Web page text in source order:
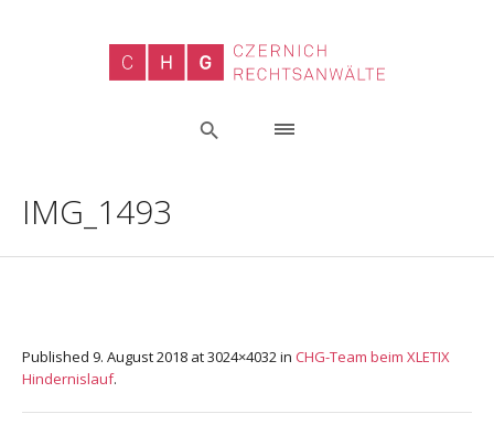
IMG_1493
Published 9. August 2018 at 3024×4032 in CHG-Team beim XLETIX
Hindernislauf.